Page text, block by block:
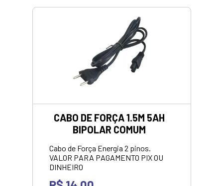
CABO DE FORÇA 1.5M 5AH
BIPOLAR COMUM
Cabo de Força Energia 2 pinos.
VALOR PARA PAGAMENTO PIX OU
DINHEIRO